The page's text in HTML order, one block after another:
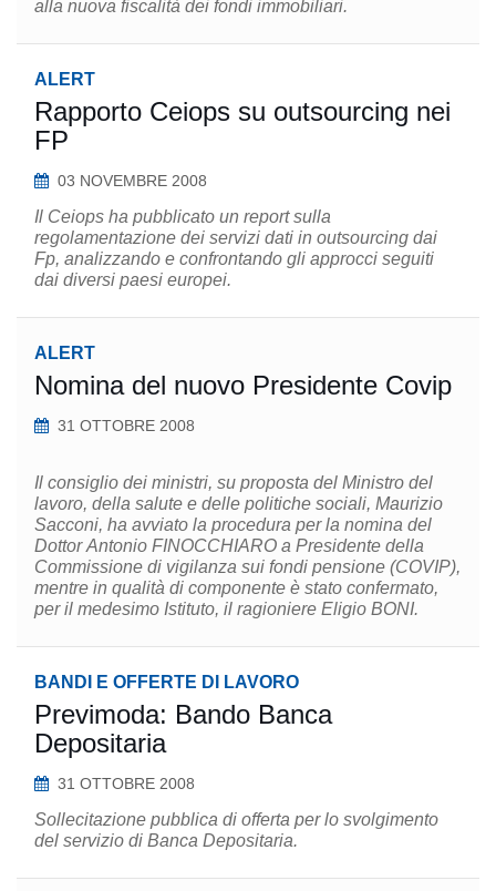
alla nuova fiscalità dei fondi immobiliari.
ALERT
Rapporto Ceiops su outsourcing nei
FP
03 NOVEMBRE 2008
Il Ceiops ha pubblicato un report sulla
regolamentazione dei servizi dati in outsourcing dai
Fp, analizzando e confrontando gli approcci seguiti
dai diversi paesi europei.
ALERT
Nomina del nuovo Presidente Covip
31 OTTOBRE 2008
Il consiglio dei ministri, su proposta del Ministro del
lavoro, della salute e delle politiche sociali, Maurizio
Sacconi, ha avviato la procedura per la nomina del
Dottor Antonio FINOCCHIARO a Presidente della
Commissione di vigilanza sui fondi pensione (COVIP),
mentre in qualità di componente è stato confermato,
per il medesimo Istituto, il ragioniere Eligio BONI.
BANDI E OFFERTE DI LAVORO
Previmoda: Bando Banca
Depositaria
31 OTTOBRE 2008
Sollecitazione pubblica di offerta per lo svolgimento
del servizio di Banca Depositaria.